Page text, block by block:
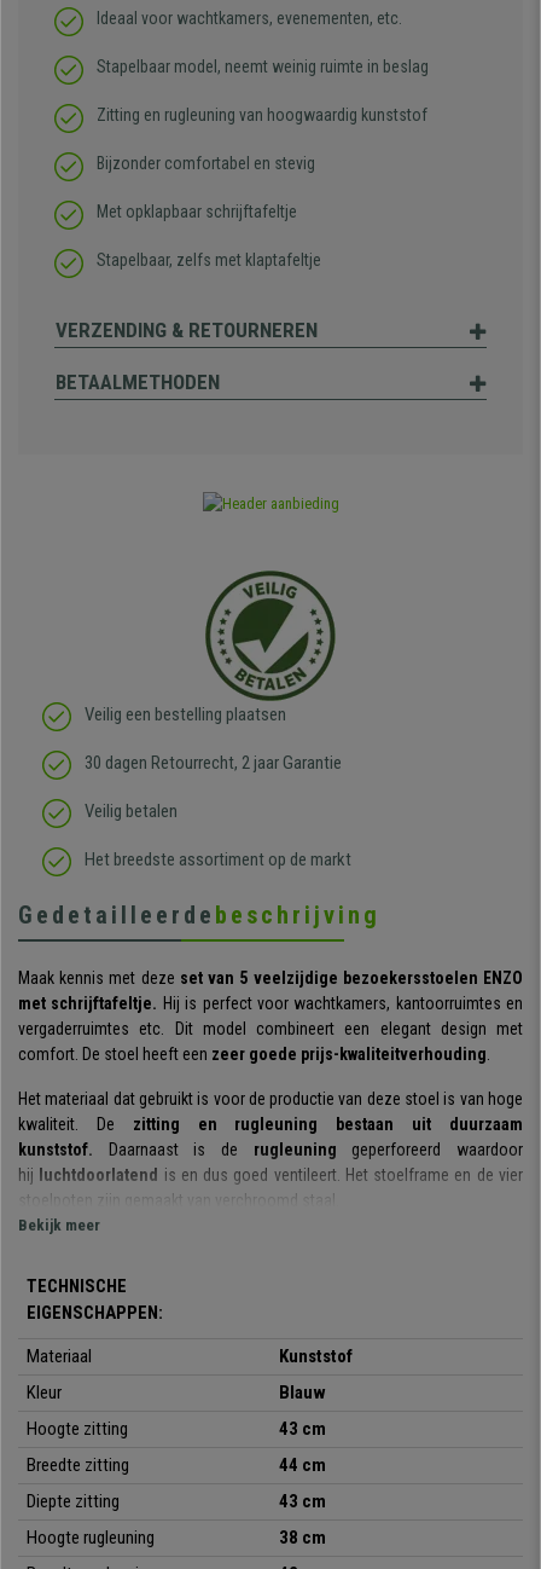
Ideaal voor wachtkamers, evenementen, etc.
Stapelbaar model, neemt weinig ruimte in beslag
Zitting en rugleuning van hoogwaardig kunststof
Bijzonder comfortabel en stevig
Met opklapbaar schrijftafeltje
Stapelbaar, zelfs met klaptafeltje
VERZENDING & RETOURNEREN
BETAALMETHODEN
Veilig een bestelling plaatsen
30 dagen Retourrecht, 2 jaar Garantie
Veilig betalen
Het breedste assortiment op de markt
Gedetailleerde beschrijving
Maak kennis met deze set van 5 veelzijdige bezoekersstoelen ENZO
met schrijftafeltje. Hij is perfect voor wachtkamers, kantoorruimtes en
vergaderruimtes etc. Dit model combineert een elegant design met
comfort. De stoel heeft een zeer goede prijs-kwaliteitverhouding.
Het materiaal dat gebruikt is voor de productie van deze stoel is van hoge
kwaliteit. De zitting en rugleuning bestaan uit duurzaam
kunststof. Daarnaast is de rugleuning geperforeerd waardoor
hij luchtdoorlatend is en dus goed ventileert. Het stoelframe en de vier
stoelpoten zijn gemaakt van verchroomd staal.
bij recepties, conferenties of andere evenementen
kiezen die u het leukst vindt en die het beste bij uw ruimte past.
schrijftafeltjeis dat volledig gemonteerd wordt geleverd.
biedt
dus niet en bestel hem nu voor een onverslaanbare prijs bij
Bureaustoelpro! De verzending is gratis omgeacht uw bestelling!
Bekijk meer
TECHNISCHE
EIGENSCHAPPEN:
Materiaal
Kunststof
Kleur
Blauw
Hoogte zitting
43 cm
Breedte zitting
44 cm
Diepte zitting
43 cm
Hoogte rugleuning
38 cm